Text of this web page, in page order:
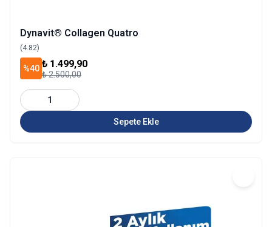
Dynavit® Collagen Quatro
(4.82)
%40 ₺ 1.499,90
₺ 2.500,00
1
Sepete Ekle